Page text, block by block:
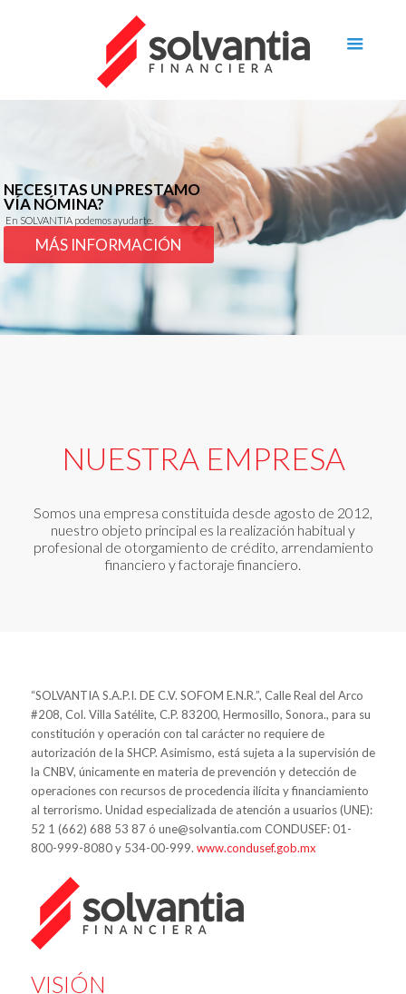
NECESITAS UN PRESTAMO
VÍA NÓMINA?
En SOLVANTIA podemos ayudarte.
MÁS INFORMACIÓN
NUESTRA EMPRESA
Somos una empresa constituida desde agosto de 2012,
nuestro objeto principal es la realización habitual y
profesional de otorgamiento de crédito, arrendamiento
financiero y factoraje financiero.
“SOLVANTIA S.A.P.I. DE C.V. SOFOM E.N.R.”, Calle Real del Arco
#208, Col. Villa Satélite, C.P. 83200, Hermosillo, Sonora., para su
constitución y operación con tal carácter no requiere de
autorización de la SHCP. Asimismo, está sujeta a la supervisión de
la CNBV, únicamente en materia de prevención y detección de
operaciones con recursos de procedencia ilícita y financiamiento
al terrorismo. Unidad especializada de atención a usuarios (UNE):
52 1 (662) 688 53 87 ó une@solvantia.com CONDUSEF: 01-
800-999-8080 y 534-00-999. www.condusef.gob.mx
VISIÓN